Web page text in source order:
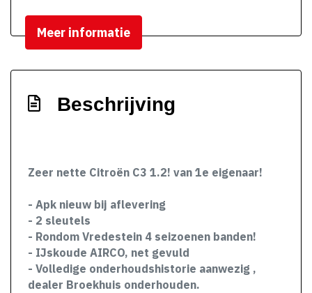
Brake assist system
Elektronisch stabiliteits programma
Hoofd airbag(s) voor
Achterruitwisser
Buitenspiegels elektrisch verstelbaar
Centrale vergrendeling met
afstandsbediening
Meer informatie
Beschrijving
Zeer nette Citroën C3 1.2! van 1e eigenaar!
- Apk nieuw bij aflevering
- 2 sleutels
- Rondom Vredestein 4 seizoenen banden!
- IJskoude AIRCO, net gevuld
- Volledige onderhoudshistorie aanwezig ,
dealer Broekhuis onderhouden.